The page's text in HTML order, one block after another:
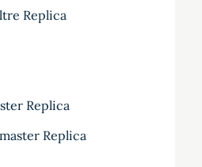
Replica
Replica
Replica